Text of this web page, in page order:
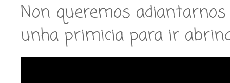
Non queremos
unha primicia para ir